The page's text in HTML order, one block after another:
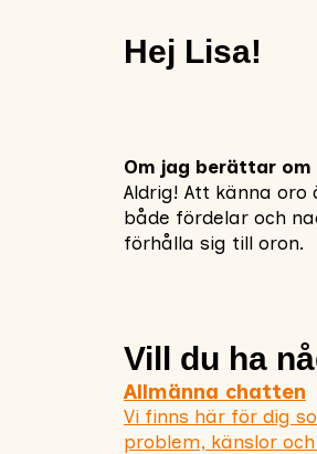
Hej Lisa!
Om jag berättar
Aldrig! Att känna
både fördelar och
förhålla sig till oron.
Vill du ha
Allmänna chatten
Vi finns här för dig
problem, känslor